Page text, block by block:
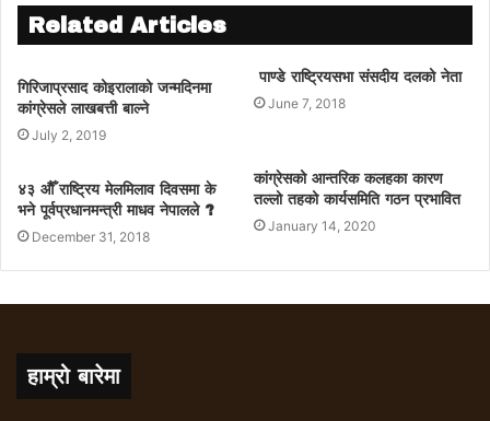
Related Articles
गिरिजाप्रसाद कोइरालाको जन्मदिनमा
कांग्रेसले लाखबत्ती बाल्ने
July 2, 2019
पाण्डे राष्ट्रियसभा संसदीय दलको नेता
June 7, 2018
४३ औैँ राष्ट्रिय मेलमिलाव दिवसमा के
भने पूर्वप्रधानमन्त्री माधव नेपालले ?
December 31, 2018
कांग्रेसको आन्तरिक कलहका कारण
तल्लो तहको कार्यसमिति गठन प्रभावित
January 14, 2020
हाम्रो बारेमा